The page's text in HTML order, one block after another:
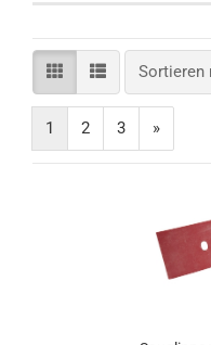
Sortieren
Sortieren
1 2 3 »